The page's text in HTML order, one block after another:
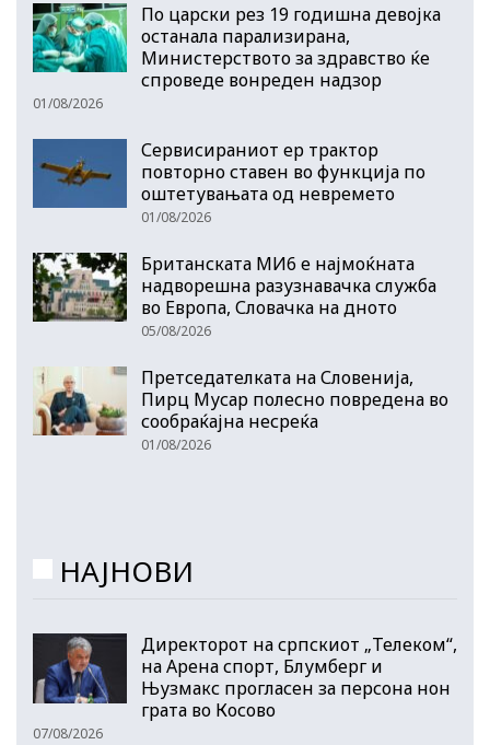
По царски рез 19 годишна девојка
останала парализирана,
Министерството за здравство ќе
спроведе вонреден надзор
01/08/2026
Сервисираниот ер трактор
повторно ставен во функција по
оштетувањата од невремето
01/08/2026
Британската МИ6 е најмоќната
надворешна разузнавачка служба
во Европа, Словачка на дното
05/08/2026
Претседателката на Словенија,
Пирц Мусар полесно повредена во
сообраќајна несреќа
01/08/2026
НАЈНОВИ
Директорот на српскиот „Телеком“,
на Арена спорт, Блумберг и
Њузмакс прогласен за персона нон
грата во Косово
07/08/2026